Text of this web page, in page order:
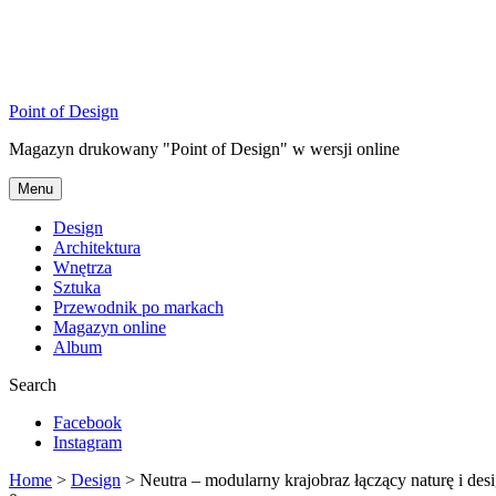
Point of Design
Magazyn drukowany "Point of Design" w wersji online
Menu
Design
Architektura
Wnętrza
Sztuka
Przewodnik po markach
Magazyn online
Album
Search
Facebook
Instagram
Home > Design > Neutra – modularny krajobraz łączący naturę i